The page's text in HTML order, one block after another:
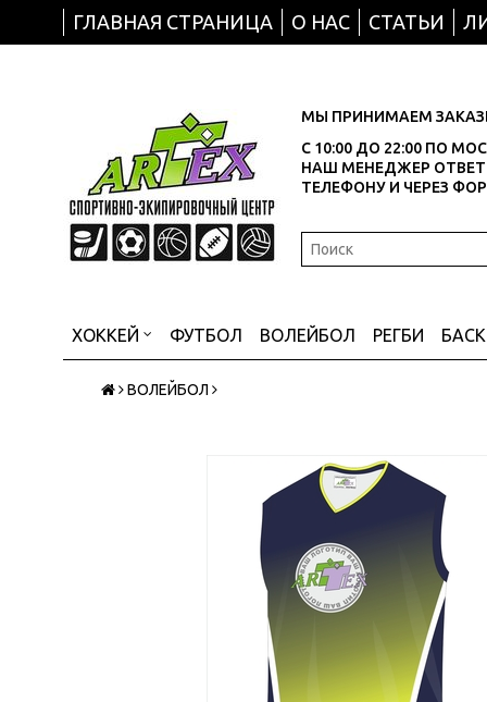
ГЛАВНАЯ СТРАНИЦА О НАС СТАТЬИ
МЫ ПРИНИМАЕМ
С 10:00 ДО 22:00 ПО
НАШ МЕНЕДЖЕР
ТЕЛЕФОНУ И ЧЕРЕЗ
ХОККЕЙ ФУТБОЛ ВОЛЕЙБОЛ РЕГБИ
ВОЛЕЙБОЛ